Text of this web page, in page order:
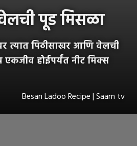
पूड मिसळा
त्यात पिठीसाखर आणि वेलची
एकजीव होईपर्यंत नीट मिक्स
Besan Ladoo Recipe | Saam tv